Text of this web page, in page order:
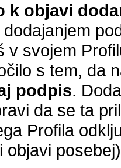
k objavi
dodajanjem
v svojem
s tem, da
podpis.
da se ta
Profila
objavi